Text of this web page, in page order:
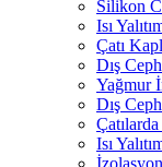
Silikon
Isı
Çatı
Dış
Yağmur
Dış
Isı